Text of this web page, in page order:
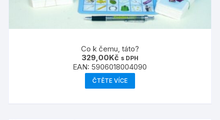
Co k čemu, táto?
329,00Kč s DPH
EAN: 5906018004090
ČTĚTE VÍCE